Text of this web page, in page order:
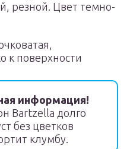
резной. Цвет темно-
к поверхности
информация!
Bartzella долго
без цветков
клумбу.